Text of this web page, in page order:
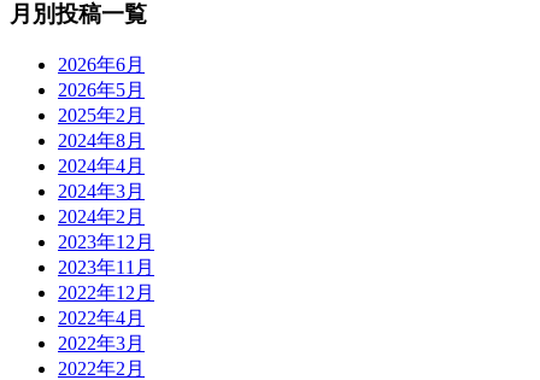
月別投稿一覧
2026年6月
2026年5月
2025年2月
2024年8月
2024年4月
2024年3月
2024年2月
2023年12月
2023年11月
2022年12月
2022年4月
2022年3月
2022年2月